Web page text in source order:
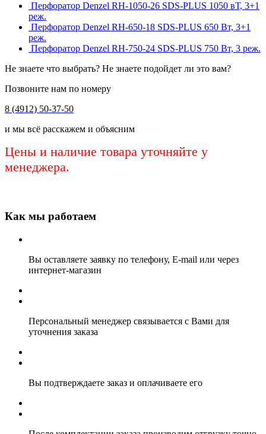
Перфоратор Denzel RH-1050-26 SDS-PLUS 1050 вТ, 3+1
реж.
Перфоратор Denzel RH-650-18 SDS-PLUS 650 Вт, 3+1
реж.
Перфоратор Denzel RH-750-24 SDS-PLUS 750 Вт, 3 реж.
Не знаете что выбрать? Не знаете подойдет ли это вам?
Позвоните нам по номеру
8 (4912) 50-37-50
и мы всё расскажем и объясним
Цены и наличие товара уточняйте у
менеджера.
Как мы работаем
Вы оставляете заявку по телефону, E-mail или через
интернет-магазин
Персональный менеджер связывается с Вами для
уточнения заказа
Вы подтверждаете заказ и оплачиваете его